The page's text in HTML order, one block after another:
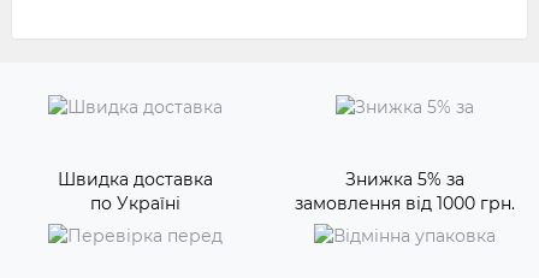
Швидка доставка
по Україні
Знижка 5% за
замовлення від 1000 грн.